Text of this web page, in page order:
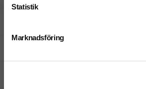
Statistik
Marknadsföring